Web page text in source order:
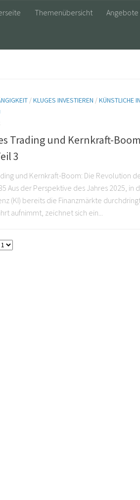
Themenübersicht Angebote
/KLUGES INVESTIEREN /KÜNSTLICHE
Trading und Kernkraft-
3
und Kernkraft-Boom: Die Revolution
Aus der Perspektive des Jahres 2025, in
(KI) bereits die Finanzmärkte
aufnimmt, zeichnet sich ein...